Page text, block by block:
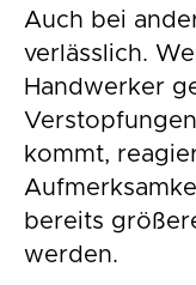
Auch bei
verlässlich.
Handwerker
kommt,
bereits
werden.